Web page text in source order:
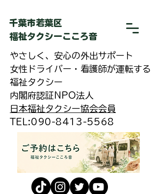
やさしく、安心の外出サポート
女性ドライバー・看護師が運転する
福祉タクシー
内閣府認証NPO法人
日本福祉タクシー協会会員
​TEL:090-8413-5568
​千葉市若葉区
福祉タクシーこころ音